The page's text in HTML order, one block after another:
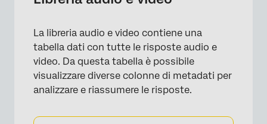
La libreria audio e video contiene una
tabella dati con tutte le risposte audio e
video. Da questa tabella è possibile
visualizzare diverse colonne di metadati per
analizzare e riassumere le risposte.